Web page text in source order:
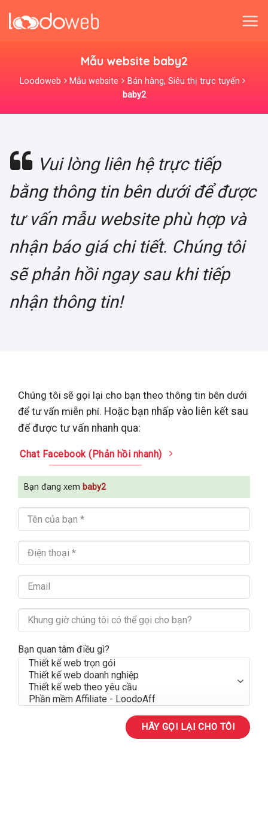
Mẫu website baby2
Loodoweb Mẫu website
Bán hàng, Siêu thị trực tuyến
baby2
Vui lòng liên hệ trực tiếp
bằng thông tin bên dưới để được
tư vấn mẫu website phù hợp và
nhận báo giá chi tiết. Chúng tôi
sẽ phản hồi ngay sau khi tiếp
nhận thông tin!
Chúng tôi sẽ gọi lại cho bạn theo thông tin bên dưới
để tư vấn miễn phí. Hoặc bạn nhấp vào liên kết sau
để được tư vấn nhanh qua:
Chat Facebook (Phản hồi nhanh)
Bạn đang xem baby2
Bạn quan tâm điều gì?